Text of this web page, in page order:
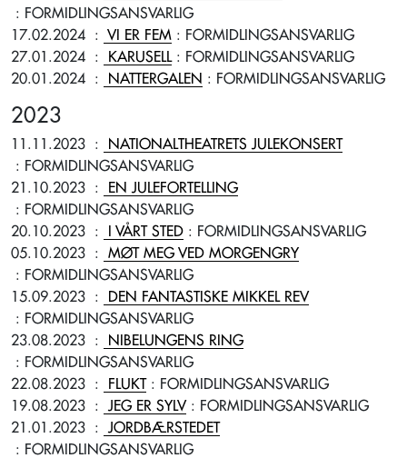
: FORMIDLINGSANSVARLIG
17.02.2024 : VI ER FEM : FORMIDLINGSANSVARLIG
27.01.2024 : KARUSELL: FORMIDLINGSANSVARLIG
20.01.2024 : NATTERGALEN : FORMIDLINGSANSVARLIG
2023
11.11.2023 :
NATIONALTHEATRETS JULEKONSERT
: FORMIDLINGSANSVARLIG
21.10.2023 :
EN JULEFORTELLING
: FORMIDLINGSANSVARLIG
20.10.2023 : I VÅRT STED : FORMIDLINGSANSVARLIG
05.10.2023 :
MØT MEG VED MORGENGRY
: FORMIDLINGSANSVARLIG
15.09.2023 :
DEN FANTASTISKE MIKKEL REV
: FORMIDLINGSANSVARLIG
23.08.2023 :
NIBELUNGENS RING
: FORMIDLINGSANSVARLIG
22.08.2023 : FLUKT: FORMIDLINGSANSVARLIG
19.08.2023 : JEG ER SYLV : FORMIDLINGSANSVARLIG
21.01.2023 :
JORDBÆRSTEDET
: FORMIDLINGSANSVARLIG